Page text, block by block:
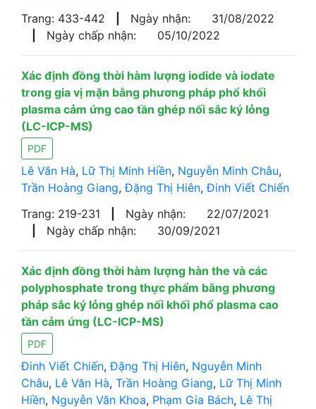
Trang: 433-442
Ngày nhận:
31/08/2022
Ngày chấp nhận: 05/10/2022
Xác định đồng thời hàm lượng iodide và iodate
trong gia vị mặn bằng phương pháp phổ khối
plasma cảm ứng cao tần ghép nối sắc ký lỏng
(LC-ICP-MS)
PDF
Lê Văn Hà, Lữ Thị Minh Hiền, Nguyễn Minh Châu,
Trần Hoàng Giang,Đặng Thị Hiên,Đinh Viết Chiến
Trang: 219-231
Ngày nhận:
22/07/2021
Ngày chấp nhận: 30/09/2021
Xác định đồng thời hàm lượng hàn the và các
polyphosphate trong thực phẩm bằng phương
pháp sắc ký lỏng ghép nối khối phổ plasma cao
tần cảm ứng (LC-ICP-MS)
PDF
Đinh Viết Chiến,Đặng Thị Hiên, Nguyễn Minh
Châu, Lê Văn Hà, Trần Hoàng Giang, Lữ Thị Minh
Hiền, Nguyễn Văn Khoa, Phạm Gia Bách, Lê Thị